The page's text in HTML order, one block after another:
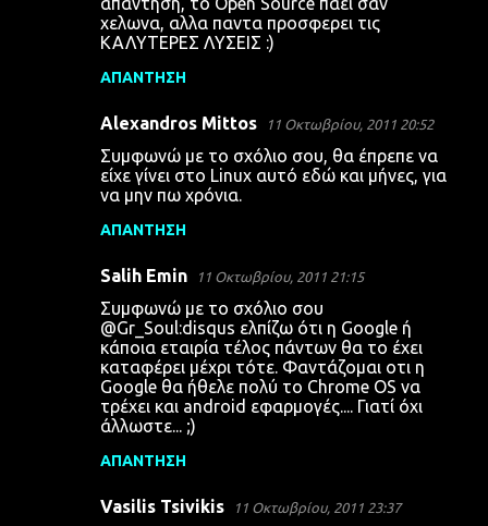
χελωνα, αλλα παντα προσφερει τις
ΚΑΛΥΤΕΡΕΣ ΛΥΣΕΙΣ :)
ΑΠΆΝΤΗΣΗ
Alexandros Mittos 11 Οκτωβρίου, 2011 20:52
Συμφωνώ με το σχόλιο σου, θα έπρεπε να
είχε γίνει στο Linux αυτό εδώ και μήνες, για
να μην πω χρόνια.
ΑΠΆΝΤΗΣΗ
Salih Emin 11 Οκτωβρίου, 2011 21:15
Συμφωνώ με το σχόλιο σου
@Gr_Soul:disqus ελπίζω ότι η Google ή
κάποια εταιρία τέλος πάντων θα το έχει
καταφέρει μέχρι τότε. Φαντάζομαι οτι η
Google θα ήθελε πολύ το Chrome OS να
τρέχει και android εφαρμογές.... Γιατί όχι
άλλωστε... ;)
ΑΠΆΝΤΗΣΗ
Vasilis Tsivikis 11 Οκτωβρίου, 2011 23:37